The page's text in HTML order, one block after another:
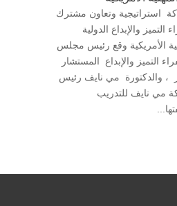
استراتيجية وتعاون مشترك
والإبداع الدولية
الأمريكية وقع رئيس مجلس
التميز والإبداع المستشار
، والدكتورة مي نايف رئيس
مي نايف للتدريب